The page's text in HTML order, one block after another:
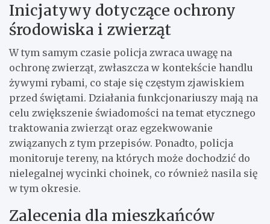
Inicjatywy dotyczące ochrony
środowiska i zwierząt
W tym samym czasie policja zwraca uwagę na
ochronę zwierząt, zwłaszcza w kontekście handlu
żywymi rybami, co staje się częstym zjawiskiem
przed świętami. Działania funkcjonariuszy mają na
celu zwiększenie świadomości na temat etycznego
traktowania zwierząt oraz egzekwowanie
związanych z tym przepisów. Ponadto, policja
monitoruje tereny, na których może dochodzić do
nielegalnej wycinki choinek, co również nasila się
w tym okresie.
Zalecenia dla mieszkańców